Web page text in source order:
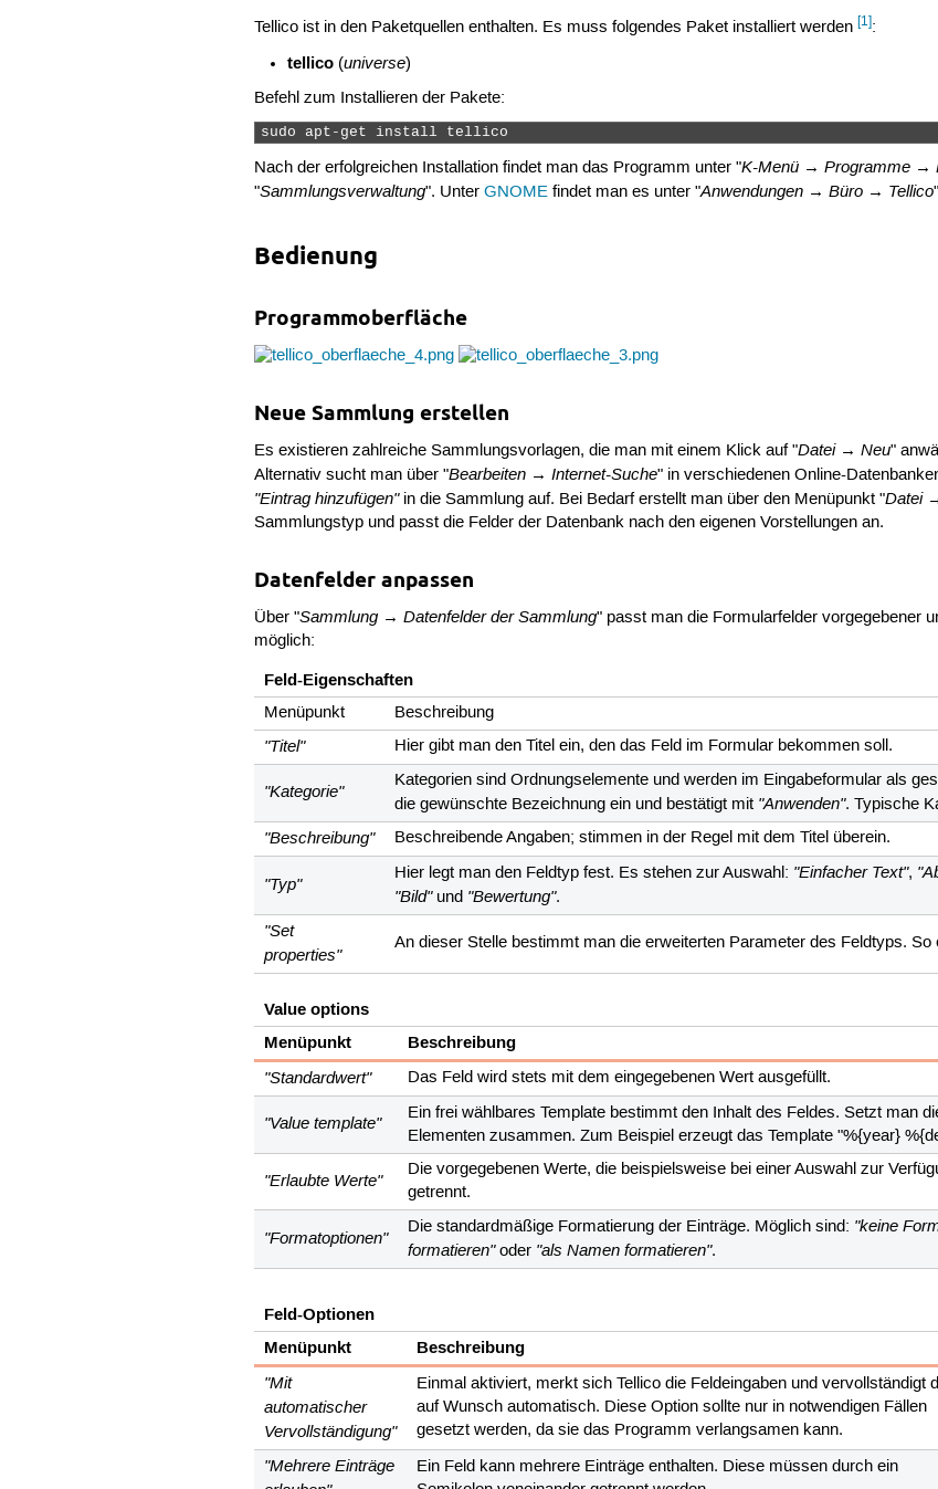
Tellico ist in den Paketquellen enthalten. Es muss folgendes Paket installiert werden[1]:
tellico(universe)
Befehl zum Installieren der Pakete:
sudo apt-get install tellico
Nach der erfolgreichen Installation findet man das Programm unter "K-Menü → Programme →
"Sammlungsverwaltung". UnterGNOME findet man es unter "Anwendungen → Büro → Tellico
Bedienung
Programmoberfläche
Neue Sammlung erstellen
Es existieren zahlreiche Sammlungsvorlagen, die man mit einem Klick auf "Datei → Neu"
Alternativ sucht man über "Bearbeiten → Internet-Suche" in verschiedenen Online-
"Eintrag hinzufügen"in die Sammlung auf. Bei Bedarf erstellt man über den Menüpunkt "Datei
Sammlungstyp und passt die Felder der Datenbank nach den eigenen Vorstellungen an.
Datenfelder anpassen
Über "Sammlung → Datenfelder der Sammlung" passt man die Formularfelder vorgegebener
möglich:
Feld-Eigenschaften
Menüpunkt Beschreibung
"Titel" Hier gibt man den Titel ein, den das Feld im Formular bekommen soll.
"Kategorie"
Kategorien sind Ordnungselemente und werden im Eingabeformular als
die gewünschte Bezeichnung ein und bestätigt mit "Anwenden". Typische
"Beschreibung" Beschreibende Angaben; stimmen in der Regel mit dem Titel überein.
"Typ" Hier legt man den Feldtyp fest. Es stehen zur Auswahl: "Einfacher Text",
"Bild"und "Bewertung".
"Set
properties"
An dieser Stelle bestimmt man die erweiterten Parameter des Feldtyps.
Value options
Menüpunkt
Beschreibung
"Standardwert"
Das Feld wird stets mit dem eingegebenen Wert ausgefüllt.
"Value template" Ein frei wählbares Template bestimmt den Inhalt des Feldes. Setzt man
Elementen zusammen. Zum Beispiel erzeugt das Template "%{year}
"Erlaubte Werte"
Die vorgegebenen Werte, die beispielsweise bei einer Auswahl zur
getrennt.
"Formatoptionen" Die standardmäßige Formatierung der Einträge. Möglich sind: "keine
formatieren"oder "als Namen formatieren".
Feld-Optionen
Menüpunkt
Beschreibung
"Mit
automatischer
Vervollständigung"
Einmal aktiviert, merkt sich Tellico die Feldeingaben und vervollständigt
auf Wunsch automatisch. Diese Option sollte nur in notwendigen Fällen
gesetzt werden, da sie das Programm verlangsamen kann.
"Mehrere Einträge
Ein Feld kann mehrere Einträge enthalten. Diese müssen durch ein